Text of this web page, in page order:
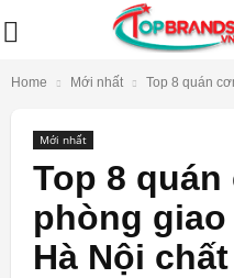
Home Mới nhất Top 8 quán
Mới nhất
Top 8
phòng
Hà Nội